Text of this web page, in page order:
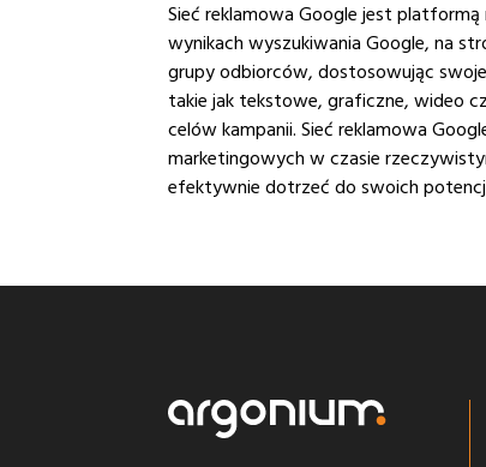
Sieć reklamowa Google jest
wynikach wyszukiwania Google, na
grupy odbiorców, dostosowując
takie jak tekstowe, graficzne, wideo
celów kampanii. Sieć reklamowa
marketingowych w czasie
efektywnie dotrzeć do swoich